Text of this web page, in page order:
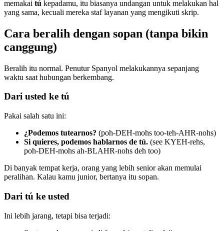
memakai tú kepadamu, itu biasanya undangan untuk melakukan hal
yang sama, kecuali mereka staf layanan yang mengikuti skrip.
Cara beralih dengan sopan (tanpa bikin
canggung)
Beralih itu normal. Penutur Spanyol melakukannya sepanjang
waktu saat hubungan berkembang.
Dari usted ke tú
Pakai salah satu ini:
¿Podemos tutearnos? (poh-DEH-mohs too-teh-AHR-nohs)
Si quieres, podemos hablarnos de tú. (see KYEH-rehs,
poh-DEH-mohs ah-BLAHR-nohs deh too)
Di banyak tempat kerja, orang yang lebih senior akan memulai
peralihan. Kalau kamu junior, bertanya itu sopan.
Dari tú ke usted
Ini lebih jarang, tetapi bisa terjadi: